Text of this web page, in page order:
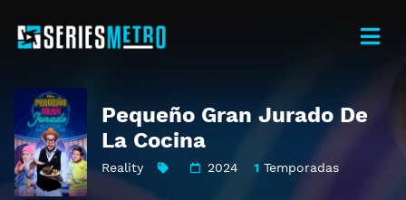
Pequeño Gran Jurado De
La Cocina
Reality 2024 1 Temporadas